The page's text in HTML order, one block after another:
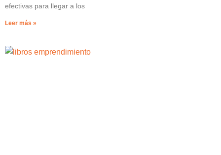
efectivas para llegar a los
Leer más »